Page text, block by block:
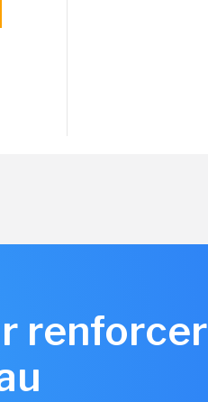
renforcer